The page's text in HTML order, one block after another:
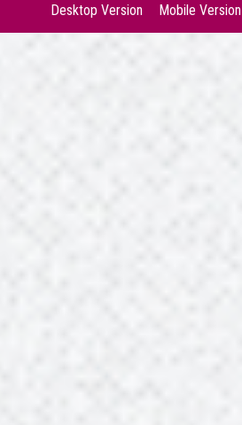
Desktop Version Mobile Version